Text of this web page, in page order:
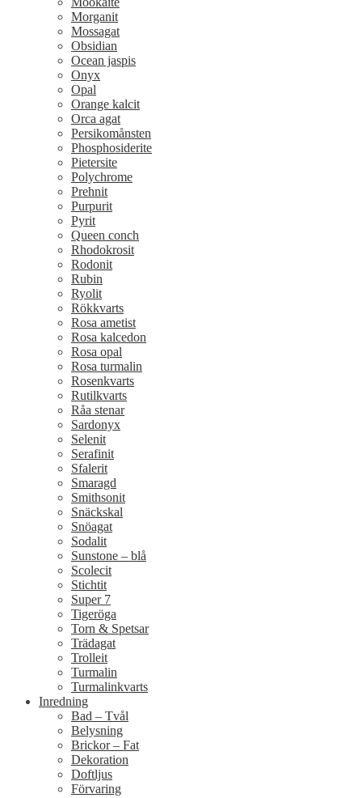
Morganit
Mossagat
Obsidian
Ocean jaspis
Onyx
Opal
Orange kalcit
Orca agat
Persikomånsten
Phosphosiderite
Pietersite
Polychrome
Prehnit
Purpurit
Pyrit
Queen conch
Rhodokrosit
Rodonit
Rubin
Ryolit
Rökkvarts
Rosa ametist
Rosa kalcedon
Rosa opal
Rosa turmalin
Rosenkvarts
Rutilkvarts
Råa stenar
Sardonyx
Selenit
Serafinit
Sfalerit
Smaragd
Smithsonit
Snäckskal
Snöagat
Sodalit
Sunstone – blå
Scolecit
Stichtit
Super 7
Tigeröga
Torn & Spetsar
Trädagat
Trolleit
Turmalin
Turmalinkvarts
Inredning
Bad – Tvål
Belysning
Brickor – Fat
Dekoration
Doftljus
Förvaring